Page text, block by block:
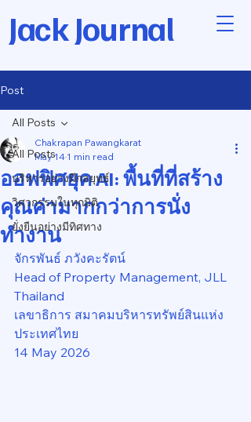
Jack Journal
Post
All Posts
บริหารอย่างมีกลยุทธ์
วิศวกรรมในทุกมิติ
ยั่งยืนอย่างมีทิศทาง
All Posts
ออฟฟิศยุค AI: พื้นที่ที่สร้าง
คุณค่ามากกว่าการนั่ง
ทำงาน
Chakrapan Pawangkarat
May 14 1 min read
จักรพันธ์ ภวังคะรัตน์
Head of Property Management, JLL
Thailand
เลขาธิการ สมาคมบริหารทรัพย์สินแห่ง
ประเทศไทย
14 May 2026